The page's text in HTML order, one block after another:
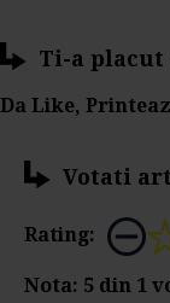
Ti-a placut
Da Like,
Votati
Rating:
Nota: 5 din 1